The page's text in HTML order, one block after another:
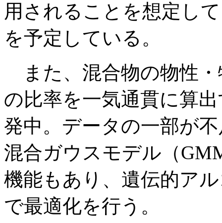
用されることを想定し
を予定している。
また、混合物の物性
の比率を一気通貫に算
発中。データの一部が
混合ガウスモデル（
機能もあり、遺伝的ア
で最適化を行う。